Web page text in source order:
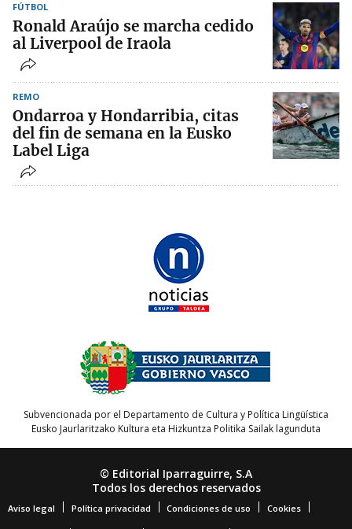
FÚTBOL
Ronald Araújo se marcha cedido
al Liverpool de Iraola
REMO
Ondarroa y Hondarribia, citas
del fin de semana en la Eusko
Label Liga
Subvencionada por el Departamento de Cultura y Política Lingüística
Eusko Jaurlaritzako Kultura eta Hizkuntza Politika Sailak lagunduta
© Editorial Iparraguirre, S.A
Todos los derechos reservados
Aviso legal Política privacidad Condiciones de uso Cookies